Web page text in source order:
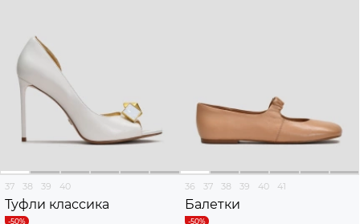
37 38 39 40
Туфли классика
36 37 38 39 40 41
Балетки